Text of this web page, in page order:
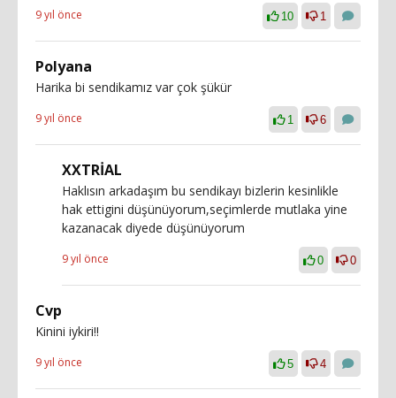
9 yıl önce 10 1
Polyana
Harika bi sendikamız var çok şükür
9 yıl önce 1 6
XXTRİAL
Haklısın arkadaşım bu sendikayı bizlerin kesinlikle
hak ettigini düşünüyorum,seçimlerde mutlaka yine
kazanacak diyede düşünüyorum
9 yıl önce 0 0
Cvp
Kinini iykiri!!
9 yıl önce 5 4